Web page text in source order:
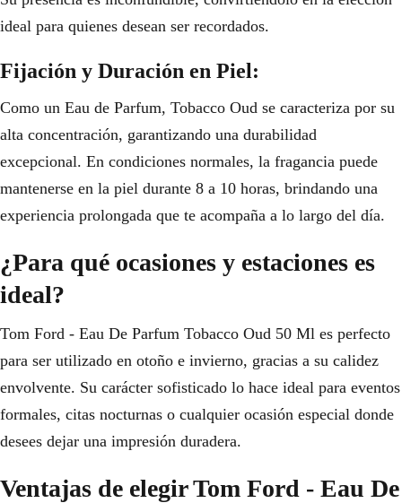
ideal para quienes desean ser recordados.
Fijación y Duración en Piel:
Como un Eau de Parfum, Tobacco Oud se caracteriza por su
alta concentración, garantizando una durabilidad
excepcional. En condiciones normales, la fragancia puede
mantenerse en la piel durante 8 a 10 horas, brindando una
experiencia prolongada que te acompaña a lo largo del día.
¿Para qué ocasiones y estaciones es
ideal?
Tom Ford - Eau De Parfum Tobacco Oud 50 Ml es perfecto
para ser utilizado en otoño e invierno, gracias a su calidez
envolvente. Su carácter sofisticado lo hace ideal para eventos
formales, citas nocturnas o cualquier ocasión especial donde
desees dejar una impresión duradera.
Ventajas de elegir Tom Ford - Eau De